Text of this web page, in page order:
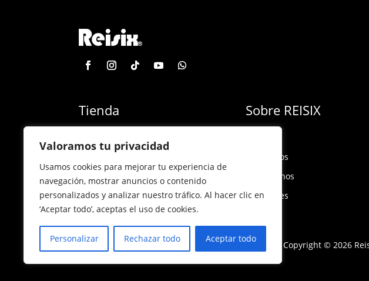
Valoramos tu privacidad
Usamos cookies para mejorar tu experiencia de
navegación, mostrar anuncios o contenido
personalizados y analizar nuestro tráfico. Al hacer clic en
‘Aceptar todo’, aceptas el uso de cookies.
Personalizar Rechazar todo Aceptar todo
Tienda
¡Las mejores ofertas!
Back to school
Sobre REISIX
Conócenos
Contáctanos
Sucursales
Política de privacidad Copyright © 2026